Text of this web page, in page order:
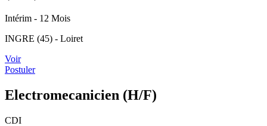
Intérim - 12 Mois
INGRE (45) - Loiret
Voir
Postuler
Electromecanicien (H/F)
CDI